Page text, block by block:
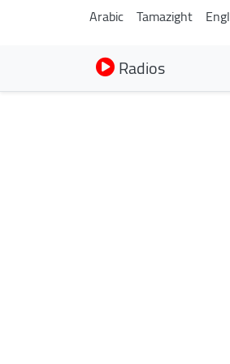
Arabic Tamazight
Radios